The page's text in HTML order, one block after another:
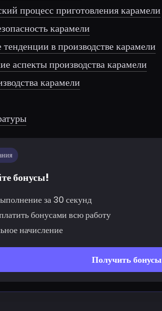
процесс приготовления карамели
карамели
в производстве карамели
аспекты производства карамели
карамели
бонусы!
за 30 секунд
бонусами всю работу
начисление
Получить бонусы